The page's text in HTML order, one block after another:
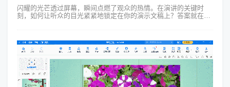
闪耀的光芒透过屏幕，瞬间点燃了观众的热情。在演讲的关键时
刻，如何让听众的目光紧紧地锁定在你的演示文稿上？答案就在这